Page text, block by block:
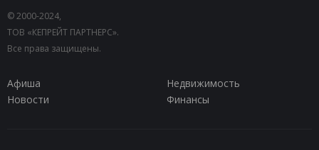
© 2000-2024,
ТОВ «КЕПРЕЙТ ПАРТНЕРС».
Все права защищены.
Афиша
Недвижимость
Новости
Финансы